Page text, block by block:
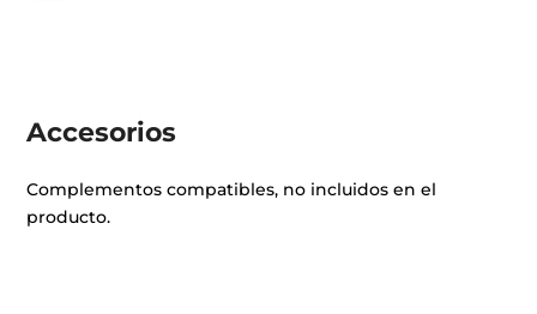
Accesorios
Complementos compatibles, no incluidos en el
producto.